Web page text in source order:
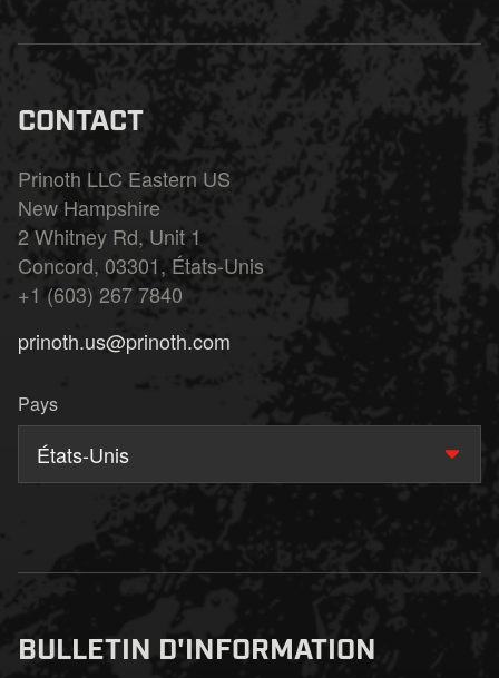
CONTACT
Prinoth LLC Eastern US
New Hampshire
2 Whitney Rd, Unit 1
Concord, 03301, États-Unis
+1 (603) 267 7840
prinoth.us@prinoth.com
Pays
États-Unis
BULLETIN D'INFORMATION